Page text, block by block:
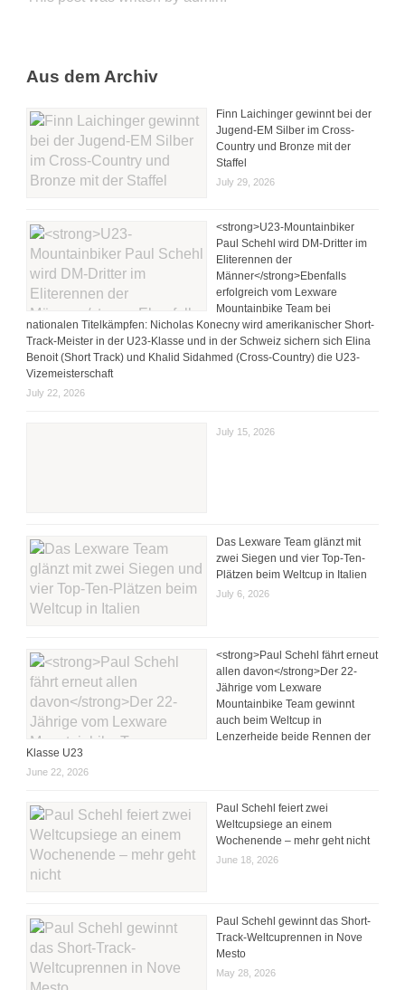
Aus dem Archiv
Finn Laichinger gewinnt bei der
Jugend-EM Silber im Cross-
Country und Bronze mit der
Staffel
July 29, 2026
<strong>U23-Mountainbiker
Paul Schehl wird DM-Dritter im
Eliterennen der
Männer</strong>Ebenfalls
erfolgreich vom Lexware
Mountainbike Team bei
nationalen Titelkämpfen: Nicholas Konecny wird amerikanischer Short-
Track-Meister in der U23-Klasse und in der Schweiz sichern sich Elina
Benoit (Short Track) und Khalid Sidahmed (Cross-Country) die U23-
Vizemeisterschaft
July 22, 2026
July 15, 2026
Das Lexware Team glänzt mit
zwei Siegen und vier Top-Ten-
Plätzen beim Weltcup in Italien
July 6, 2026
<strong>Paul Schehl fährt erneut
allen davon</strong>Der 22-
Jährige vom Lexware
Mountainbike Team gewinnt
auch beim Weltcup in
Lenzerheide beide Rennen der
Klasse U23
June 22, 2026
Paul Schehl feiert zwei
Weltcupsiege an einem
Wochenende – mehr geht nicht
June 18, 2026
Paul Schehl gewinnt das Short-
Track-Weltcuprennen in Nove
Mesto
May 28, 2026